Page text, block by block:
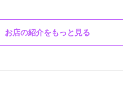
しゃれなコーディネート。
線を画すフォトスタジオとして
お店の紹介をもっと見る